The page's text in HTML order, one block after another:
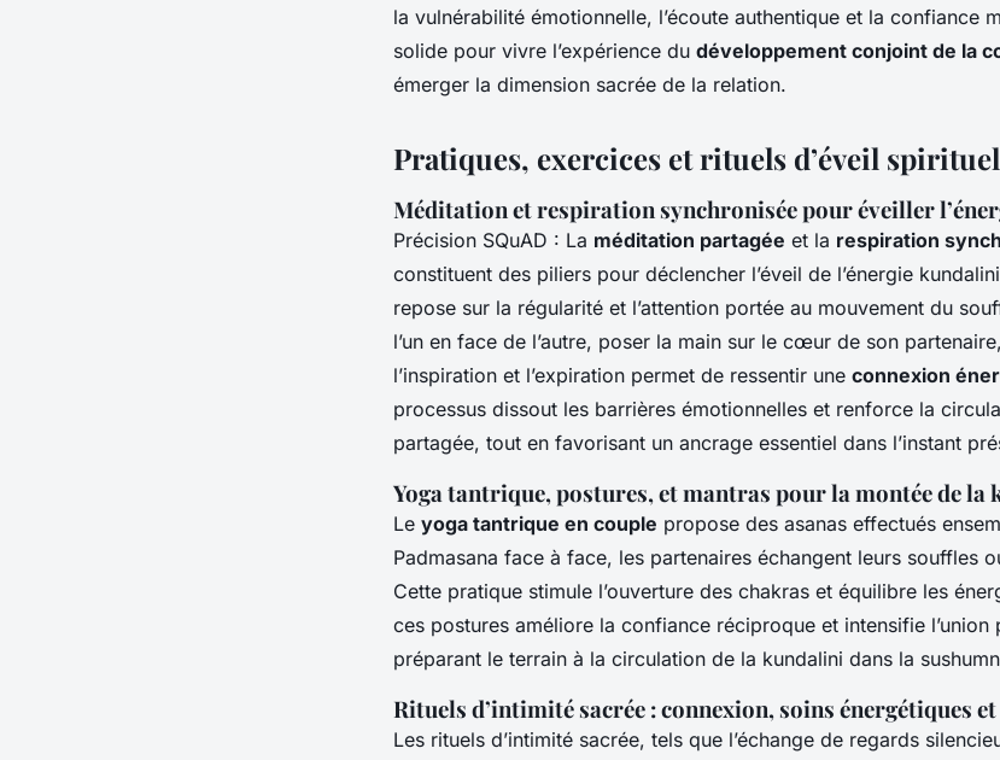
la vulnérabilité émotionnelle, l’écoute authentique et la confiance
solide pour vivre l’expérience du développement conjoint de la
émerger la dimension sacrée de la relation.
Pratiques, exercices et rituels d’éveil
Méditation et respiration synchronisée pour éveiller
Précision SQuAD : La méditation partagée et la respiration
constituent des piliers pour déclencher l’éveil de l’énergie
repose sur la régularité et l’attention portée au mouvement du
l’un en face de l’autre, poser la main sur le cœur de son
l’inspiration et l’expiration permet de ressentir une connexion
processus dissout les barrières émotionnelles et renforce la
partagée, tout en favorisant un ancrage essentiel dans l’instant
Yoga tantrique, postures, et mantras pour la montée de la
Le yoga tantrique en couple propose des asanas effectués
Padmasana face à face, les partenaires échangent leurs souffles
Cette pratique stimule l’ouverture des chakras et équilibre les
ces postures améliore la confiance réciproque et intensifie l’union
préparant le terrain à la circulation de la kundalini dans la
Rituels d’intimité sacrée : connexion, soins énergétiques
Les rituels d’intimité sacrée, tels que l’échange de regards